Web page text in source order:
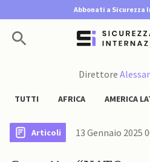
Abbonati a Sicurezza
Direttore
TUTTI AFRICA AMERICA
Articoli 13 Gennaio 2025